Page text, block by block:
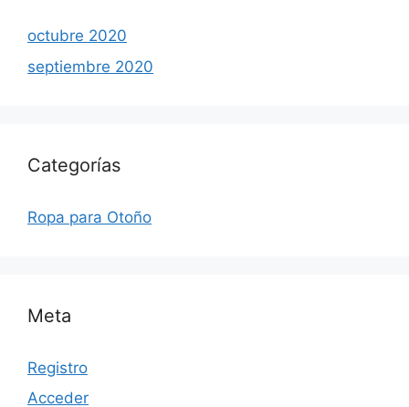
octubre 2020
septiembre 2020
Categorías
Ropa para Otoño
Meta
Registro
Acceder